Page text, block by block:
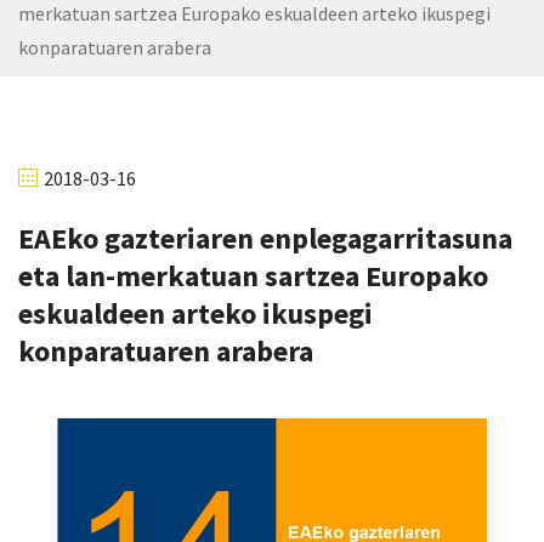
merkatuan sartzea Europako eskualdeen arteko ikuspegi
konparatuaren arabera
2018-03-16
EAEko gazteriaren enplegagarritasuna
eta lan-merkatuan sartzea Europako
eskualdeen arteko ikuspegi
konparatuaren arabera